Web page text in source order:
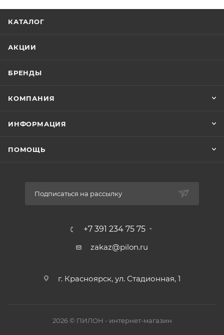
КАТАЛОГ
АКЦИИ
БРЕНДЫ
КОМПАНИЯ
ИНФОРМАЦИЯ
ПОМОЩЬ
Подписаться на рассылку
+7 391 234 75 75
zakaz@pilon.ru
г. Красноярск, ул. Стадионная, 1
2026 © ПИЛОН - интернет-магазин